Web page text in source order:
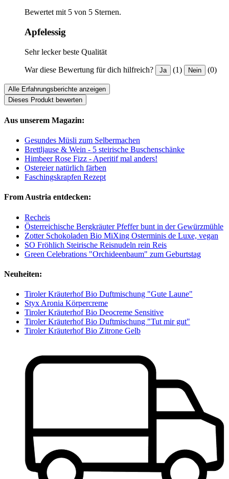
Bewertet mit 5 von 5 Sternen.
Apfelessig
Sehr lecker beste Qualität
War diese Bewertung für dich hilfreich? Ja (1) Nein (0)
Alle Erfahrungsberichte anzeigen
Dieses Produkt bewerten
Aus unserem Magazin:
Gesundes Müsli zum Selbermachen
Brettljause & Wein - 5 steirische Buschenschänke
Himbeer Rose Fizz - Aperitif mal anders!
Ostereier natürlich färben
Faschingskrapfen Rezept
From Austria entdecken:
Recheis
Österreichische Bergkräuter Pfeffer bunt in der Gewürzmühle
Zotter Schokoladen Bio MiXing Osterminis de Luxe, vegan
SO Fröhlich Steirische Reisnudeln rein Reis
Green Celebrations "Orchideenbaum" zum Geburtstag
Neuheiten:
Tiroler Kräuterhof Bio Duftmischung "Gute Laune"
Styx Aronia Körpercreme
Tiroler Kräuterhof Bio Deocreme Sensitive
Tiroler Kräuterhof Bio Duftmischung "Tut mir gut"
Tiroler Kräuterhof Bio Zitrone Gelb